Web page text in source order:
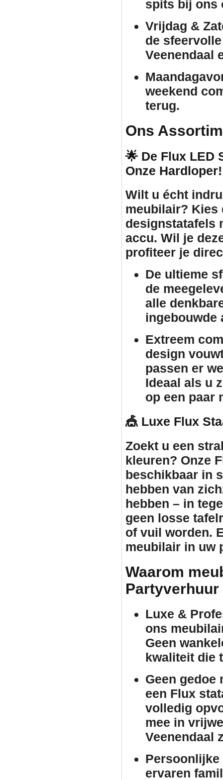
spits bij ons
Vrijdag &
de
Veenendaal
weekend
terug.
Ons
🌟 De Flux LED
Onze Hardloper!
Wilt u écht
meubilair? Kies
designstatafels
accu. Wil je
profiteer je
De ultieme
de
alle
ingebouwde
Extreem
design
passen er
Ideaal als u
op een paar
🎪 Luxe Flux
Zoekt u een
kleuren? Onze
beschikbaar in
hebben van
hebben – in
geen losse
of vuil worden.
meubilair in uw
Waarom
Partyverhuur
Luxe &
ons
Geen
kwaliteit die
Geen gedoe
een Flux
volledig
mee in
Veenendaal
ervaren